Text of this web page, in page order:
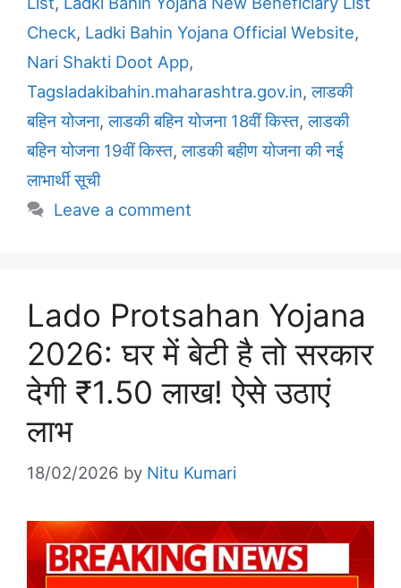
Check, Ladki Bahin Yojana Official Website,
Nari Shakti Doot App,
Tagsladakibahin.maharashtra.gov.in,लाडकी
बहिन योजना,लाडकी बहिन योजना 18वीं किस्त,लाडकी
बहिन योजना 19वीं किस्त,लाडकी बहीण योजना की नई
लाभार्थी सूची
Leave a comment
Lado Protsahan Yojana
2026: घर में बेटी है तो सरकार
देगी ₹1.50 लाख! ऐसे उठाएं
लाभ
18/02/2026 by Nitu Kumari